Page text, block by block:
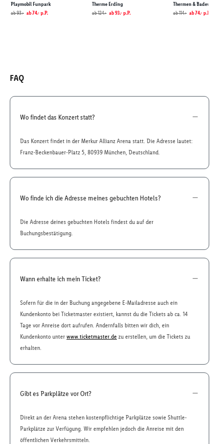
Playmobil Funpark
ab93.- ab74.- p.P.
Therme Erding
ab124.- ab93.- p.P.
Thermen & Badewelt
ab114.- ab74.- p.P.
FAQ
Wo findet das Konzert statt?
Das Konzert findet in der Merkur Allianz Arena statt. Die Adresse lautet:
Franz-Beckenbauer-Platz 5, 80939 München, Deutschland.
Wo finde ich die Adresse meines gebuchten Hotels?
Die Adresse deines gebuchten Hotels findest du auf der
Buchungsbestätigung.
Wann erhalte ich mein Ticket?
Sofern für die in der Buchung angegebene E-Mailadresse auch ein
Kundenkonto bei Ticketmaster existiert, kannst du die Tickets ab ca. 14
Tage vor Anreise dort aufrufen. Andernfalls bitten wir dich, ein
Kundenkonto unter www.ticketmaster.de zu erstellen, um die Tickets zu
erhalten.
Gibt es Parkplätze vor Ort?
Direkt an der Arena stehen kostenpflichtige Parkplätze sowie Shuttle-
Parkplätze zur Verfügung. Wir empfehlen jedoch die Anreise mit den
öffentlichen Verkehrsmitteln.